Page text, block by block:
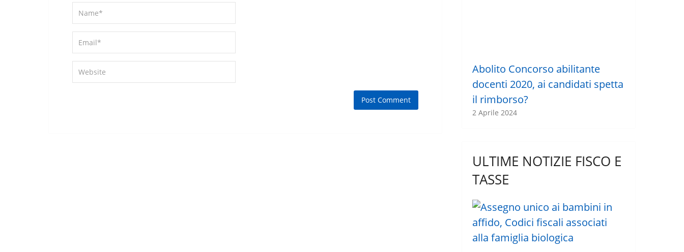
Abolito Concorso abilitante
docenti 2020, ai candidati spetta
il rimborso?
2 Aprile 2024
ULTIME NOTIZIE FISCO E
TASSE